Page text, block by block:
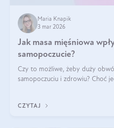
Maria Knapik
3 mar 2026
Jak masa mięśniowa
samopoczucie?
Czy to możliwe, żeby duży
samopoczuciu i zdrowiu? Choć
wyjaśnimy.
CZYTAJ